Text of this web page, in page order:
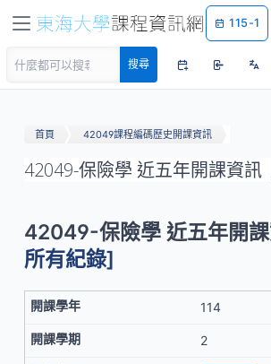
115-1
搜尋
首頁 42049課程編碼歷史開課資訊
42049-保險學 近五年開課資訊
42049-保險學 近五年開
所有紀錄]
114
2